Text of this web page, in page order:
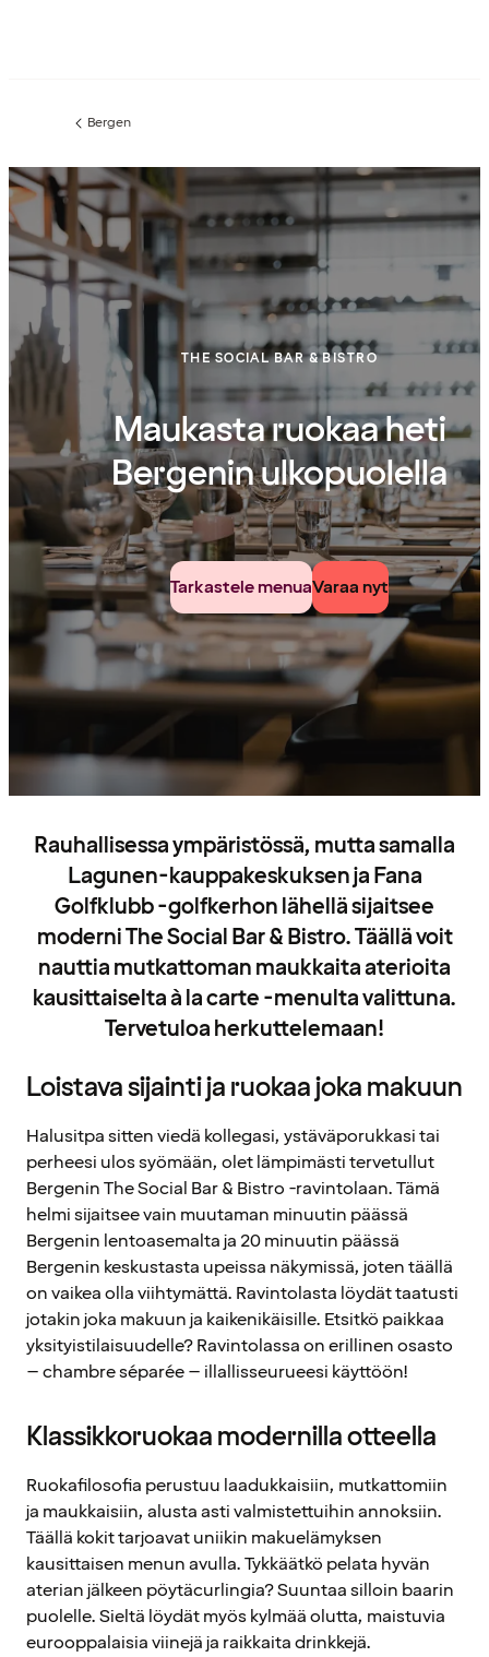
Edellinen
Bergen
THE SOCIAL BAR & BISTRO
Maukasta ruokaa heti
Bergenin ulkopuolella
Tarkastele menuaVaraa nyt
Rauhallisessa ympäristössä, mutta samalla
Lagunen-kauppakeskuksen ja Fana
Golfklubb -golfkerhon lähellä sijaitsee
moderni The Social Bar & Bistro. Täällä voit
nauttia mutkattoman maukkaita aterioita
kausittaiselta à la carte -menulta valittuna.
Tervetuloa herkuttelemaan!
Loistava sijainti ja ruokaa joka makuun
Halusitpa sitten viedä kollegasi, ystäväporukkasi tai
perheesi ulos syömään, olet lämpimästi tervetullut
Bergenin The Social Bar & Bistro -ravintolaan. Tämä
helmi sijaitsee vain muutaman minuutin päässä
Bergenin lentoasemalta ja 20 minuutin päässä
Bergenin keskustasta upeissa näkymissä, joten täällä
on vaikea olla viihtymättä. Ravintolasta löydät taatusti
jotakin joka makuun ja kaikenikäisille. Etsitkö paikkaa
yksityistilaisuudelle? Ravintolassa on erillinen osasto
– chambre séparée – illallisseurueesi käyttöön!
Klassikkoruokaa modernilla otteella
Ruokafilosofia perustuu laadukkaisiin, mutkattomiin
ja maukkaisiin, alusta asti valmistettuihin annoksiin.
Täällä kokit tarjoavat uniikin makuelämyksen
kausittaisen menun avulla. Tykkäätkö pelata hyvän
aterian jälkeen pöytäcurlingia? Suuntaa silloin baarin
puolelle. Sieltä löydät myös kylmää olutta, maistuvia
eurooppalaisia viinejä ja raikkaita drinkkejä.